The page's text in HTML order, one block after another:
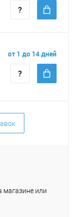
от 1 до 14 дней
или